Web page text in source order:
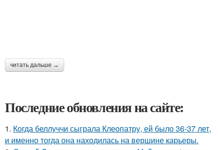
читать дальше →
Последние обновления на сайте:
1. Когда беллуччи сыграла Клеопатру, ей было 36-37 лет,
и именно тогда она находилась на вершине карьеры.